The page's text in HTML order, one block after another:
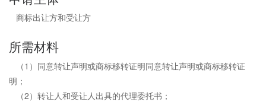
商标出让方和受让方
所需材料
（1）同意转让声明或商标移转证明同意转让声明或商标移转证
明；
（2）转让人和受让人出具的代理委托书；